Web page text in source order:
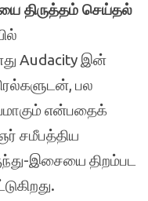
திருத்தம் செய்தல்
Audacity இன்
பல
என்பதைக்
சமீபத்திய
இசையை திறம்பட